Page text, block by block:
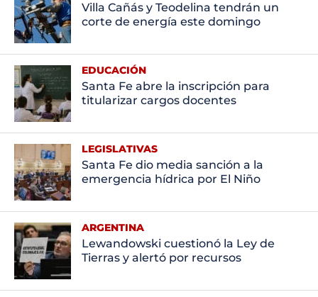
Villa Cañás y Teodelina tendrán un
corte de energía este domingo
EDUCACIÓN
Santa Fe abre la inscripción para
titularizar cargos docentes
LEGISLATIVAS
Santa Fe dio media sanción a la
emergencia hídrica por El Niño
ARGENTINA
Lewandowski cuestionó la Ley de
Tierras y alertó por recursos